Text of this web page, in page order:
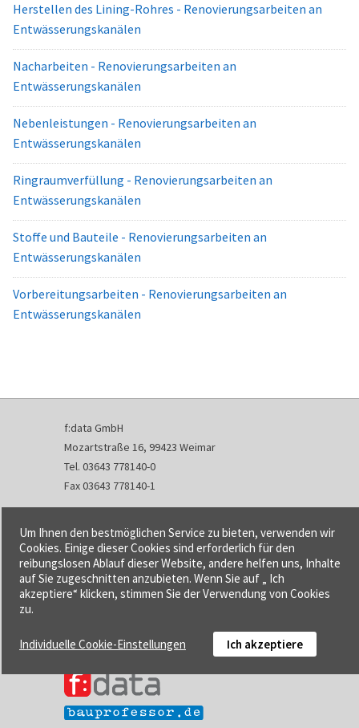
Herstellen des Lining-Rohres - Renovierungsarbeiten an
Entwässerungskanälen
Nacharbeiten - Renovierungsarbeiten an
Entwässerungskanälen
Nebenleistungen - Renovierungsarbeiten an
Entwässerungskanälen
Ringraumverfüllung - Renovierungsarbeiten an
Entwässerungskanälen
Stoffe und Bauteile - Renovierungsarbeiten an
Entwässerungskanälen
Vorbereitungsarbeiten - Renovierungsarbeiten an
Entwässerungskanälen
f:data GmbH
Mozartstraße 16, 99423 Weimar
Tel. 03643 778140-0
Fax 03643 778140-1
info@fdata.de
Kontakt
Impressum
Datenschutzerklärung
Urheberrecht und Haftung
Cookie-Einstellungen
Um Ihnen den bestmöglichen Service zu bieten, verwenden wir
Cookies. Einige dieser Cookies sind erforderlich für den
reibungslosen Ablauf dieser Website, andere helfen uns, Inhalte
auf Sie zugeschnitten anzubieten. Wenn Sie auf „ Ich
akzeptiere“ klicken, stimmen Sie der Verwendung von Cookies
zu.
Individuelle Cookie-Einstellungen Ich akzeptiere